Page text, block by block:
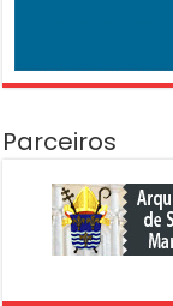
Parceiros